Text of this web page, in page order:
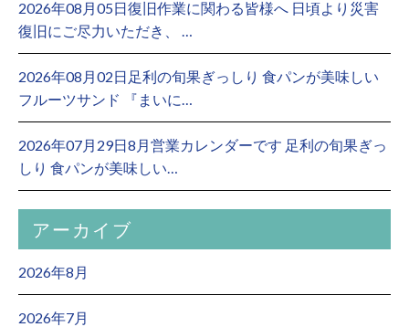
2026年08月05日復旧作業に関わる皆様へ 日頃より災害
復旧にご尽力いただき、 …
2026年08月02日足利の旬果ぎっしり 食パンが美味しい
フルーツサンド 『まいに…
2026年07月29日8月営業カレンダーです 足利の旬果ぎっ
しり 食パンが美味しい…
アーカイブ
2026年8月
2026年7月